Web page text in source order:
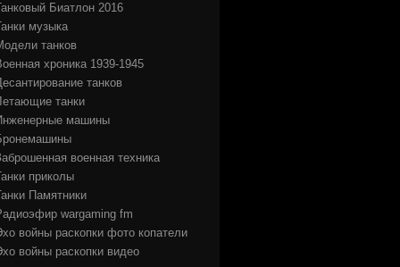
Биатлон 2016
музыка
танков
хроника 1939-1945
танков
танки
машины
военная техника
приколы
Памятники
wargaming fm
войны раскопки фото копатели
войны раскопки видео